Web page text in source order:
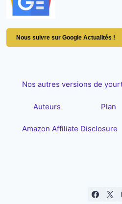
Nous suivre sur Google Actualités !
Nos autres versions de
Auteurs Plan
Amazon Affiliate Disclosure